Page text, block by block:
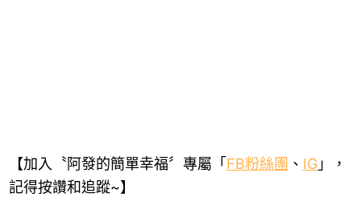
【加入〝阿發的簡單幸福〞專屬「 FB粉絲團 、 IG」，
記得按讚和追蹤~】